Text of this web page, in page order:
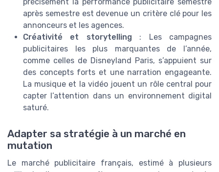
après semestre est devenue un critère clé pour les
annonceurs et les agences.
Créativité et storytelling : Les campagnes
publicitaires les plus marquantes de l’année,
comme celles de Disneyland Paris, s’appuient sur
des concepts forts et une narration engageante.
La musique et la vidéo jouent un rôle central pour
capter l’attention dans un environnement digital
saturé.
Adapter sa stratégie à un marché en
mutation
Le marché publicitaire français, estimé à plusieurs